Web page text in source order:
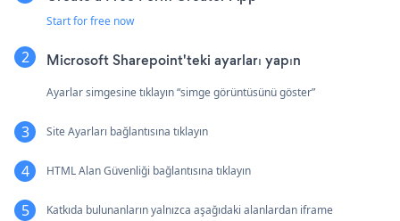
Start for free now
Microsoft Sharepoint'teki ayarları yapın
Ayarlar simgesine tıklayın “simge görüntüsünü göster”
Site Ayarları bağlantısına tıklayın
HTML Alan Güvenliği bağlantısına tıklayın
Katkıda bulunanların yalnızca aşağıdaki alanlardan iframe